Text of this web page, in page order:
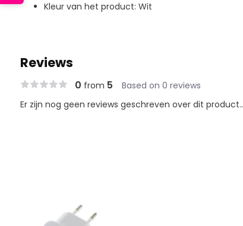
Kleur van het product: Wit
Reviews
0 from 5 Based on 0 reviews
Er zijn nog geen reviews geschreven over dit product..